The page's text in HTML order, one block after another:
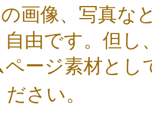
画像、写真な
自由です。但
ージ素材とし
さい。